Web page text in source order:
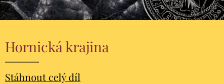
Hornická krajina
Stáhnout celý díl